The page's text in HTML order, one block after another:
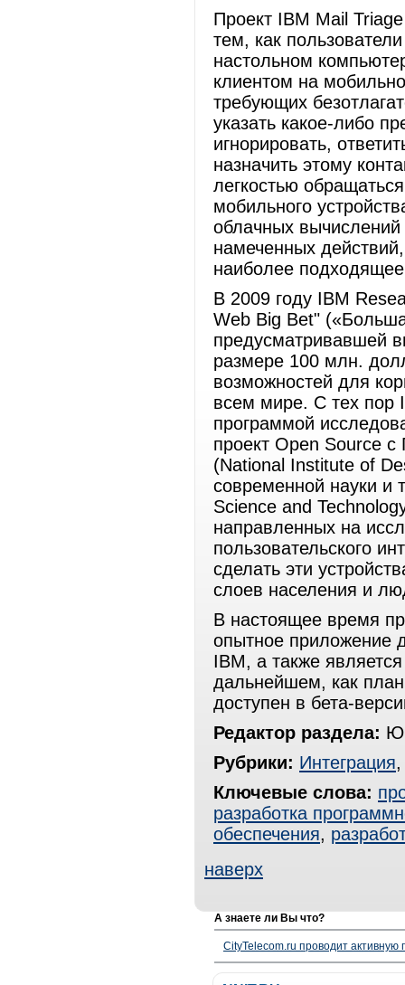
Проект IBM Mail
тем, как
настольном
клиентом на
требующих
указать какое-либо
игнорировать,
назначить этому
легкостью
мобильного
облачных
намеченных
наиболее
В 2009 году IBM
Web Big Bet"
предусматривавшей
размере 100 млн.
возможностей для
всем мире. С тех пор
программой
проект Open Source
(National Institute of
современной науки и
Science and
направленных на
пользовательского
сделать эти
слоев населения и
В настоящее время
опытное приложение
IBM, а также
дальнейшем, как
доступен в бета-
Редактор раздела:
Рубрики: Интеграция
Ключевые слова:
разработка
обеспечения,
наверх
А знаете ли Вы что?
CityTelecom.ru проводит активную